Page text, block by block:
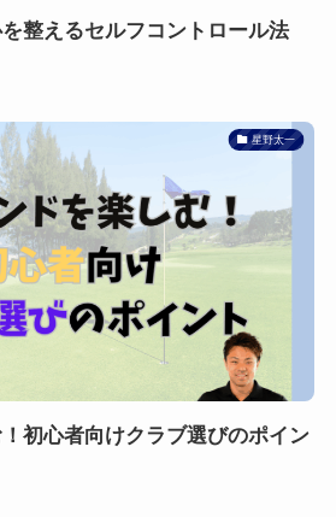
整えるセルフコントロール法
星野太一
初心者向けクラブ選びのポイン